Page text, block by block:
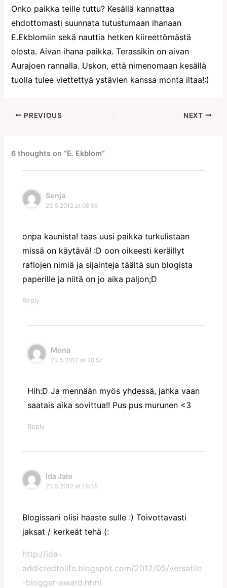
Onko paikka teille tuttu? Kesällä kannattaa
ehdottomasti suunnata tutustumaan ihanaan
E.Ekblomiin sekä nauttia hetken kiireettömästä
olosta. Aivan ihana paikka. Terassikin on aivan
Aurajoen rannalla. Uskon, että nimenomaan kesällä
tuolla tulee viettettyä ystävien kanssa monta iltaa!:)
PREVIOUS NEXT
6 thoughts on “E. Ekblom”
Senja
23.5.2012 at 08:56
onpa kaunista! taas uusi paikka turkulistaan
missä on käytävä! :D oon oikeesti keräillyt
raflojen nimiä ja sijainteja täältä sun blogista
paperille ja niitä on jo aika paljon;D
Reply
Mona
23.5.2012 at 20:57
Hih:D Ja mennään myös yhdessä, jahka vaan
saatais aika sovittua!! Pus pus murunen <3
Reply
Ida Jalo
23.5.2012 at 19:38
Blogissani olisi haaste sulle :) Toivottavasti
jaksat / kerkeät tehä (:
http://ida-
addictedtolife.blogspot.com/2012/05/versatile
-blogger-award.html